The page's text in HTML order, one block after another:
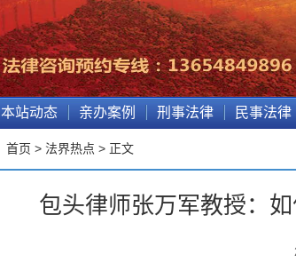
本站动态 亲办案例 刑事法律 民事法律
首页 > 法界热点 > 正文
包头律师张万军教授：